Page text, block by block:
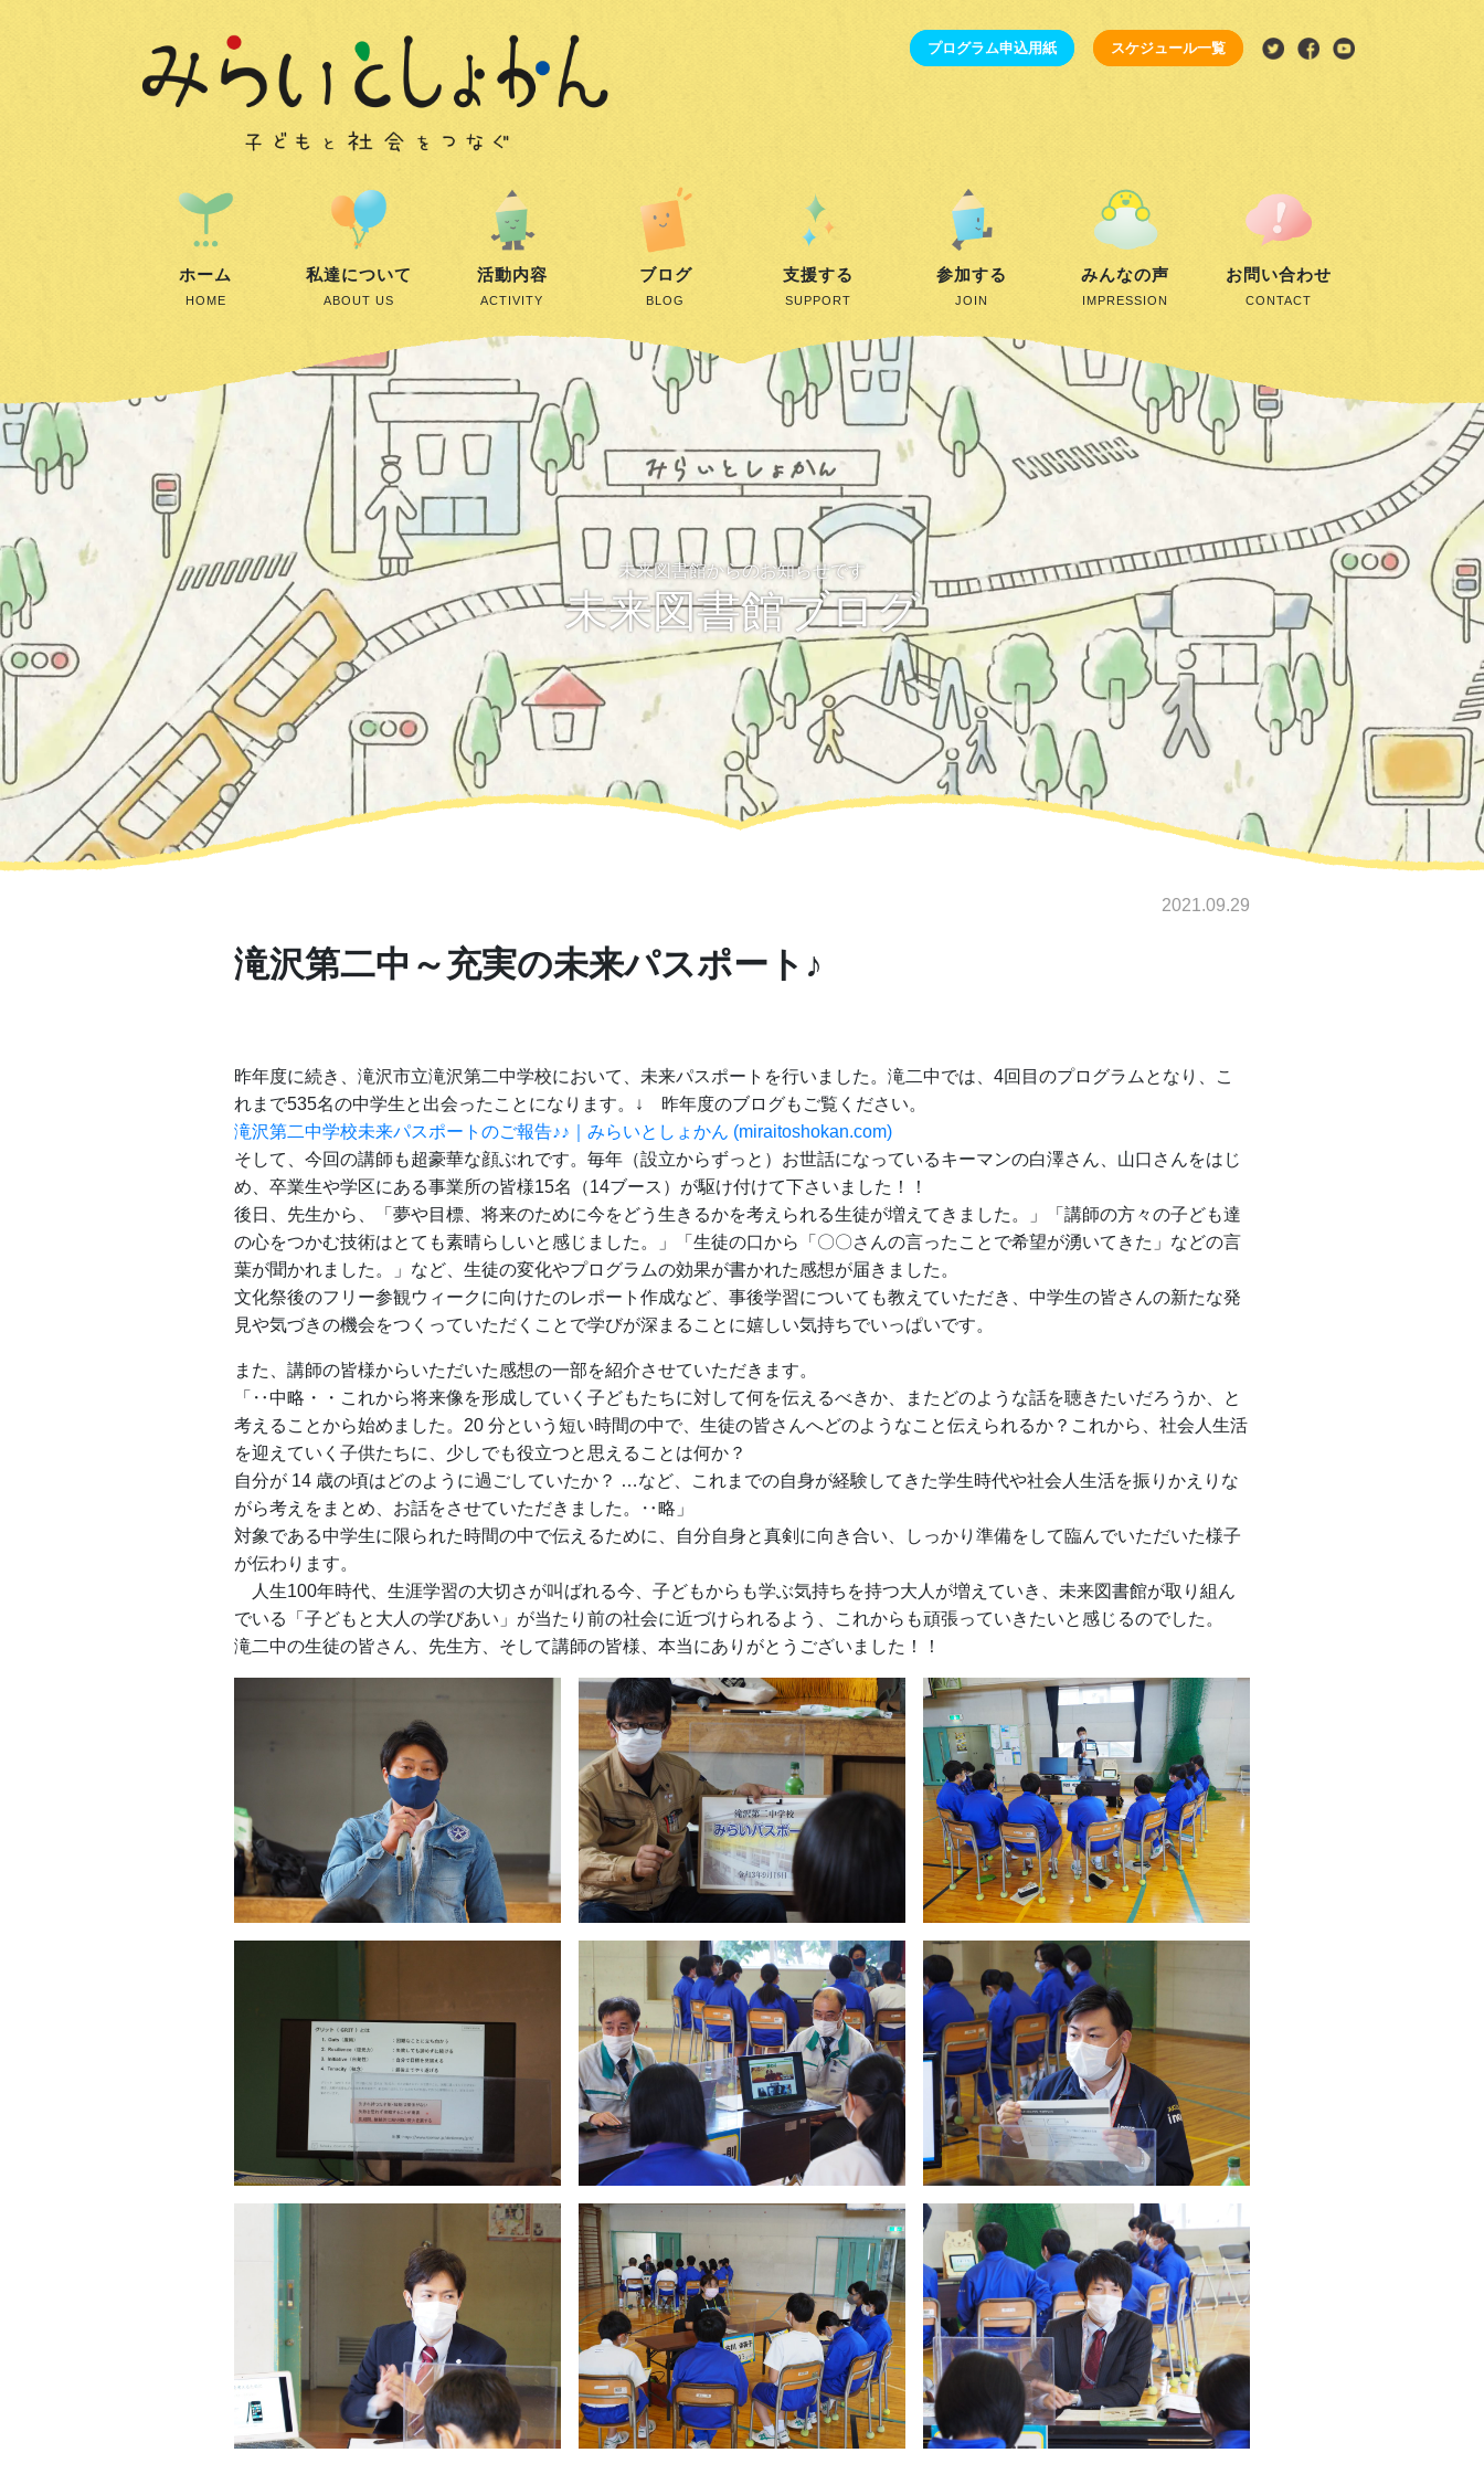
プログラム申込用紙 スケジュール一覧
ホーム
HOME
私達について
ABOUT US
活動内容
ACTIVITY
ブログ
BLOG
支援する
SUPPORT
参加する
JOIN
みんなの声
IMPRESSION
お問い合わせ
CONTACT
未来図書館からのお知らせです
未来図書館ブログ
2021.09.29
滝沢第二中～充実の未来パスポート♪
昨年度に続き、滝沢市立滝沢第二中学校において、未来パスポートを行いました。滝二中では、4回目のプログラムとなり、こ
れまで535名の中学生と出会ったことになります。↓ 昨年度のブログもご覧ください。
滝沢第二中学校未来パスポートのご報告♪♪｜みらいとしょかん (miraitoshokan.com)
そして、今回の講師も超豪華な顔ぶれです。毎年（設立からずっと）お世話になっているキーマンの白澤さん、山口さんをはじ
め、卒業生や学区にある事業所の皆様15名（14ブース）が駆け付けて下さいました！！
後日、先生から、「夢や目標、将来のために今をどう生きるかを考えられる生徒が増えてきました。」「講師の方々の子ども達
の心をつかむ技術はとても素晴らしいと感じました。」「生徒の口から「〇〇さんの言ったことで希望が湧いてきた」などの言
葉が聞かれました。」など、生徒の変化やプログラムの効果が書かれた感想が届きました。
文化祭後のフリー参観ウィークに向けたのレポート作成など、事後学習についても教えていただき、中学生の皆さんの新たな発
見や気づきの機会をつくっていただくことで学びが深まることに嬉しい気持ちでいっぱいです。
また、講師の皆様からいただいた感想の一部を紹介させていただきます。
「‥中略・・これから将来像を形成していく⼦どもたちに対して何を伝えるべきか、またどのような話を聴きたいだろうか、と
考えることから始めました。20 分という短い時間の中で、⽣徒の皆さんへどのようなこと伝えられるか？これから、社会⼈⽣活
を迎えていく⼦供たちに、少しでも役⽴つと思えることは何か？
⾃分が 14 歳の頃はどのように過ごしていたか？ …など、これまでの⾃⾝が経験してきた学⽣時代や社会⼈⽣活を振りかえりな
がら考えをまとめ、お話をさせていただきました。‥略」
対象である中学生に限られた時間の中で伝えるために、自分自身と真剣に向き合い、しっかり準備をして臨んでいただいた様子
が伝わります。
人生100年時代、生涯学習の大切さが叫ばれる今、子どもからも学ぶ気持ちを持つ大人が増えていき、未来図書館が取り組ん
でいる「子どもと大人の学びあい」が当たり前の社会に近づけられるよう、これからも頑張っていきたいと感じるのでした。
滝二中の生徒の皆さん、先生方、そして講師の皆様、本当にありがとうございました！！